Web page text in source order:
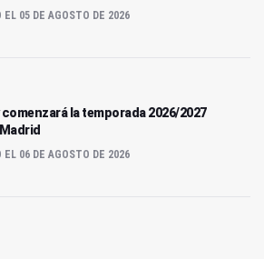
EL 05 DE AGOSTO DE 2026
la temporada 2026/2027
EL 06 DE AGOSTO DE 2026